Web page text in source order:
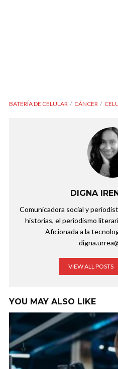
BATERÍA DE CELULAR CÁNCER
DIGNA
Comunicadora social y
historias, el periodismo
Aficionada a la
VIEW ALL POSTS
YOU MAY ALSO LIKE